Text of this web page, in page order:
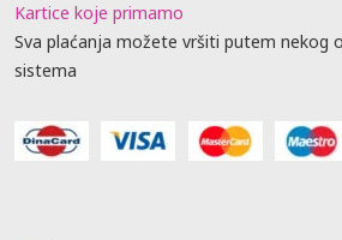
Kartice koje primamo
Sva plaćanja možete vršiti putem nekog
sistema